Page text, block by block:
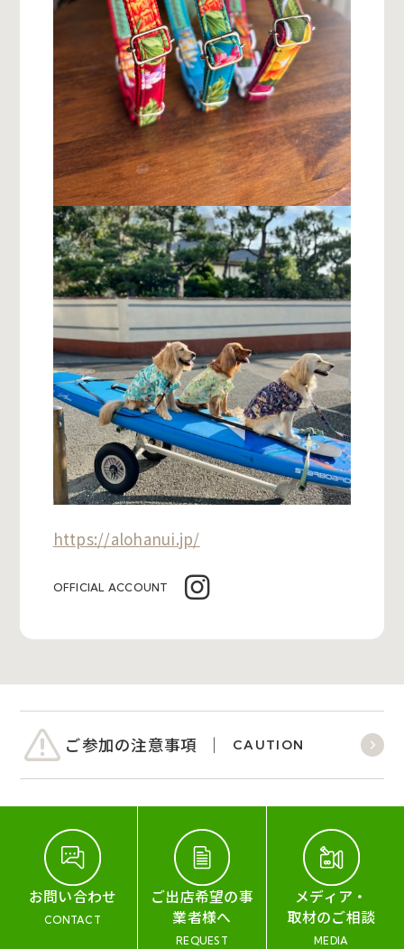
https://alohanui.jp/
OFFICIAL ACCOUNT
ご参加の注意事項 CAUTION
お問い合わせ
CONTACT
ご出店希望の事
業者様へ
REQUEST
メディア・
取材のご相談
MEDIA